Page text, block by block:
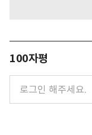
100자평